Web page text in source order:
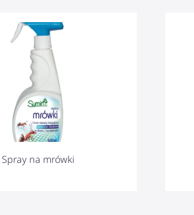
Spray na mrówki